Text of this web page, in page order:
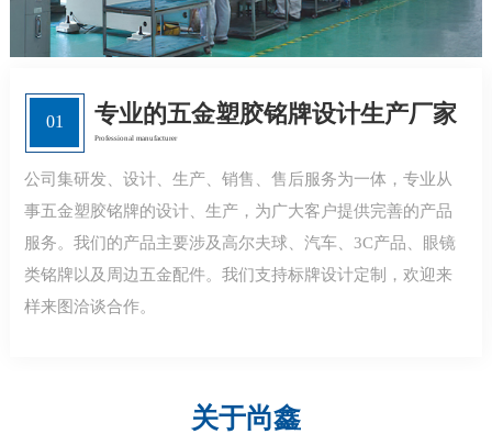
专业的五金塑胶铭牌设计生产厂家
Professional manufacturer
01
公司集研发、设计、生产、销售、售后服务为一体，专业从
事五金塑胶铭牌的设计、生产，为广大客户提供完善的产品
服务。我们的产品主要涉及高尔夫球、汽车、3C产品、眼镜
类铭牌以及周边五金配件。我们支持标牌设计定制，欢迎来
样来图洽谈合作。
关于尚鑫